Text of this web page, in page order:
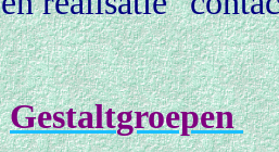
Gestaltgroepen